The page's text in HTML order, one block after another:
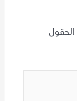
الحقول